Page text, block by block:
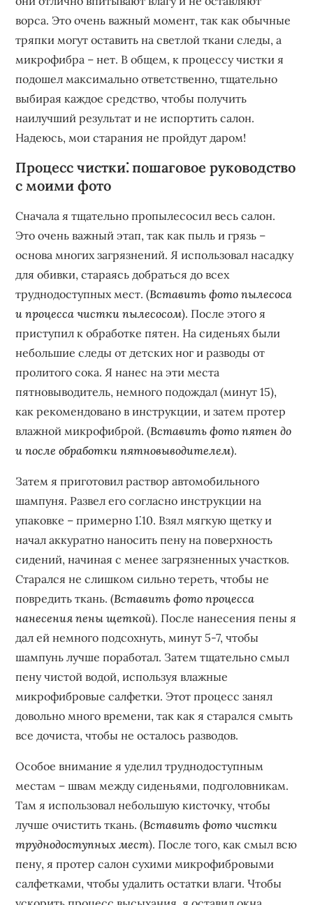
ворса. Это очень важный момент‚ так как обычные
тряпки могут оставить на светлой ткани следы‚ а
микрофибра – нет. В общем‚ к процессу чистки я
подошел максимально ответственно‚ тщательно
выбирая каждое средство‚ чтобы получить
наилучший результат и не испортить салон.
Надеюсь‚ мои старания не пройдут даром!
Процесс чистки⁚ пошаговое руководство
с моими фото
Сначала я тщательно пропылесосил весь салон.
Это очень важный этап‚ так как пыль и грязь –
основа многих загрязнений. Я использовал насадку
для обивки‚ стараясь добраться до всех
труднодоступных мест. (Вставить фото пылесоса
и процесса чистки пылесосом). После этого я
приступил к обработке пятен. На сиденьях были
небольшие следы от детских ног и разводы от
пролитого сока. Я нанес на эти места
пятновыводитель‚ немного подождал (минут 15)‚
как рекомендовано в инструкции‚ и затем протер
влажной микрофиброй. (Вставить фото пятен до
и после обработки пятновыводителем).
Затем я приготовил раствор автомобильного
шампуня. Развел его согласно инструкции на
упаковке – примерно 1⁚10. Взял мягкую щетку и
начал аккуратно наносить пену на поверхность
сидений‚ начиная с менее загрязненных участков.
Старался не слишком сильно тереть‚ чтобы не
повредить ткань. (Вставить фото процесса
нанесения пены щеткой). После нанесения пены я
дал ей немного подсохнуть‚ минут 5-7‚ чтобы
шампунь лучше поработал. Затем тщательно смыл
пену чистой водой‚ используя влажные
микрофибровые салфетки. Этот процесс занял
довольно много времени‚ так как я старался смыть
все дочиста‚ чтобы не осталось разводов.
Особое внимание я уделил труднодоступным
местам – швам между сиденьями‚ подголовникам.
Там я использовал небольшую кисточку‚ чтобы
лучше очистить ткань. (Вставить фото чистки
труднодоступных мест). После того‚ как смыл всю
пену‚ я протер салон сухими микрофибровыми
салфетками‚ чтобы удалить остатки влаги. Чтобы